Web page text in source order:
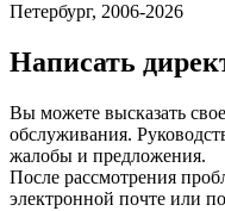
Петербург, 2006-2026
Написать
Вы можете высказать
обслуживания.
жалобы и предложения.
После рассмотрения
электронной почте или